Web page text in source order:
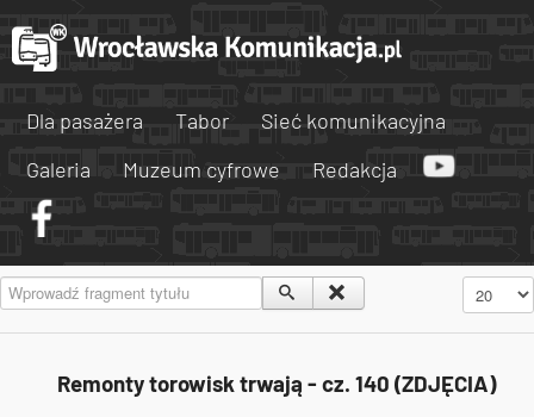
Dla pasażera Tabor
Sieć komunikacyjna
Galeria
Muzeum cyfrowe Redakcja
Wprowadź fragment tytułu Pokaż #
Remonty torowisk trwają - cz. 140 (ZDJĘCIA)